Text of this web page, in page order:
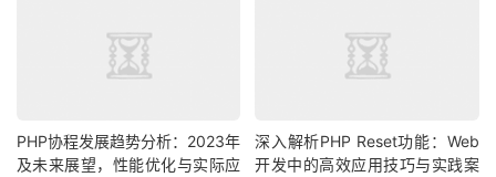
PHP协程发展趋势分析：2023年
及未来展望，性能优化与实际应
深入解析PHP Reset功能：Web
开发中的高效应用技巧与实践案